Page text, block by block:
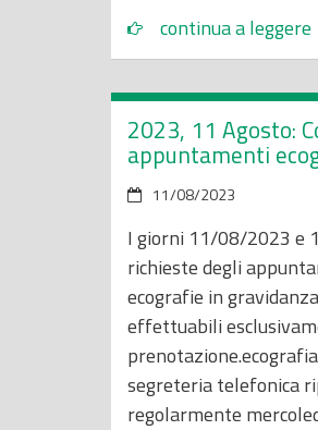
continua a leggere
2023, 11 Agosto:
appuntamenti
11/08/2023
I giorni 11/08/2023 e
richieste degli
ecografie in
effettuabili
segreteria telefonica
regolarmente